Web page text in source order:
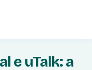
e uTalk: a